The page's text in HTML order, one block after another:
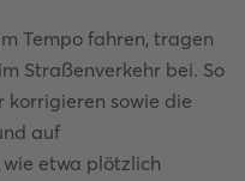
Tempo fahren, tragen
Straßenverkehr bei. So
korrigieren sowie die
auf
etwa plötzlich